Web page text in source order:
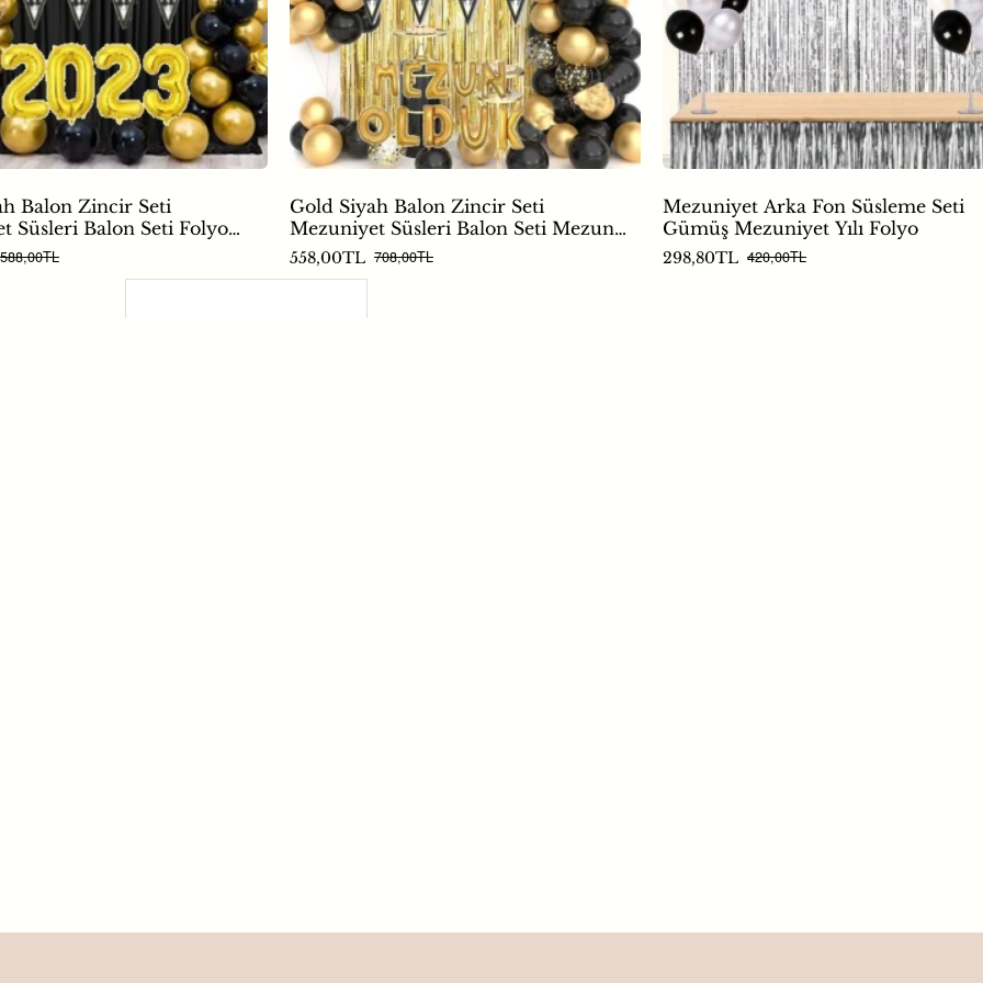
Balon Zincir Seti
Süsleri Balon Seti Folyo
588,00TL
Gold Siyah Balon Zincir Seti
Mezuniyet Süsleri Balon Seti Mezun
Olduk
558,00TL 708,00TL
Mezuniyet Arka Fon Süsleme Seti
Gümüş Mezuniyet Yılı Folyo
298,80TL 420,00TL